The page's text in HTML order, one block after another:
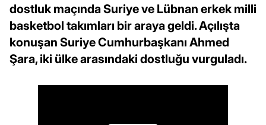
dostluk maçında Suriye ve Lübnan erkek milli
basketbol takımları bir araya geldi. Açılışta
konuşan Suriye Cumhurbaşkanı Ahmed
Şara, iki ülke arasındaki dostluğu vurguladı.